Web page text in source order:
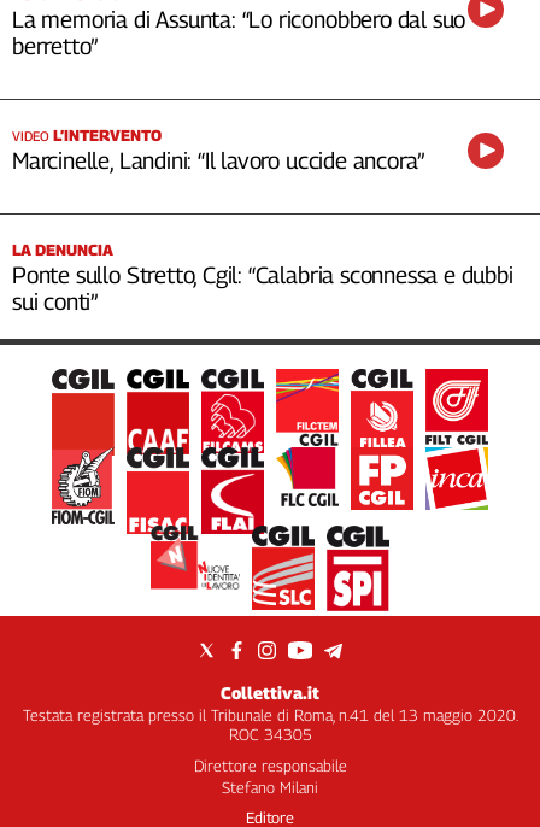
La memoria di Assunta: “Lo riconobbero dal suo
berretto”
VIDEO L’INTERVENTO
Marcinelle, Landini: “Il lavoro uccide ancora”
LA DENUNCIA
Ponte sullo Stretto, Cgil: “Calabria sconnessa e dubbi
sui conti”
Collettiva.it
Testata registrata presso il Tribunale di Roma, n.41 del 13 maggio 2020.
ROC 34305
Direttore responsabile
Stefano Milani
Editore